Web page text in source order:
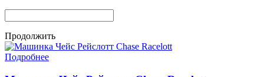
Продолжить
Подробнее